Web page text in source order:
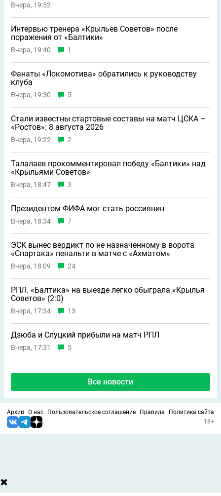
Вчера, 19:52
Интервью тренера «Крыльев Советов» после
поражения от «Балтики»
Вчера, 19:40 1
Фанаты «Локомотива» обратились к руководству
клуба
Вчера, 19:30 5
Стали известны стартовые составы на матч ЦСКА –
«Ростов»: 8 августа 2026
Вчера, 19:22 2
Талалаев прокомментировал победу «Балтики» над
«Крыльями Советов»
Вчера, 18:47 3
Президентом ФИФА мог стать россиянин
Вчера, 18:34 7
ЭСК вынес вердикт по не назначенному в ворота
«Спартака» пенальти в матче с «Ахматом»
Вчера, 18:09 24
РПЛ. «Балтика» на выезде легко обыграла «Крылья
Советов» (2:0)
Вчера, 17:34 13
Дзюба и Слуцкий прибыли на матч РПЛ
Вчера, 17:31 5
Все новости
Архив О нас Пользовательское соглашение Правила
Политика сайта
18+